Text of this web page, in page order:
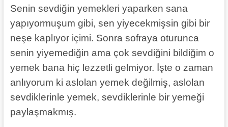
Senin sevdiğin yemekleri yaparken sana
yapıyormuşum gibi, sen yiyecekmişsin gibi bir
neşe kaplıyor içimi. Sonra sofraya oturunca
senin yiyemediğin ama çok sevdiğini bildiğim o
yemek bana hiç lezzetli gelmiyor. İşte o zaman
anlıyorum ki aslolan yemek değilmiş, aslolan
sevdiklerinle yemek, sevdiklerinle bir yemeği
paylaşmakmış.